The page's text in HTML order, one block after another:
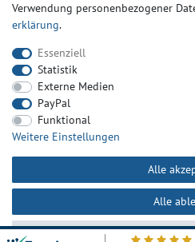
Verwendung personenbezogener
erklärung.
Essenziell
Statistik
Externe Medien
PayPal
Funktional
Weitere Einstellungen
Alle
Alle
Auswahl